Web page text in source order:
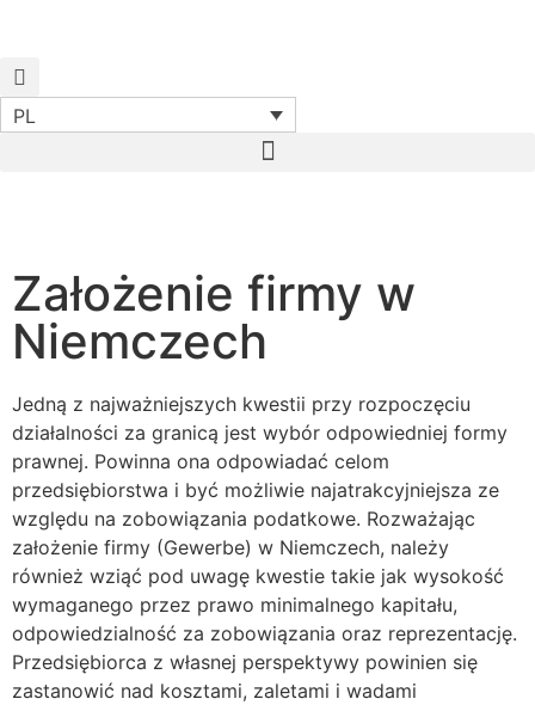
PL
Założenie firmy w
Niemczech
Jedną z najważniejszych kwestii przy rozpoczęciu
działalności za granicą jest wybór odpowiedniej formy
prawnej. Powinna ona odpowiadać celom
przedsiębiorstwa i być możliwie najatrakcyjniejsza ze
względu na zobowiązania podatkowe. Rozważając
założenie firmy (Gewerbe) w Niemczech, należy
również wziąć pod uwagę kwestie takie jak wysokość
wymaganego przez prawo minimalnego kapitału,
odpowiedzialność za zobowiązania oraz reprezentację.
Przedsiębiorca z własnej perspektywy powinien się
zastanowić nad kosztami, zaletami i wadami